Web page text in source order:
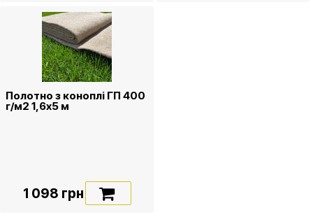
Полотно з коноплі ГП 400
г/м2 1,6х5 м
1 098 грн